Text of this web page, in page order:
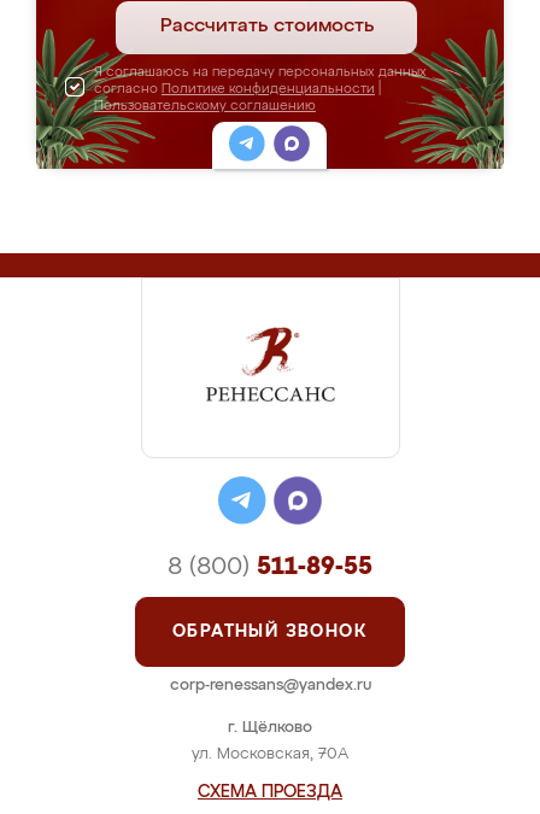
Рассчитать стоимость
Я соглашаюсь на передачу персональных данных
согласно Политике конфиденциальности
Пользовательскому соглашению
г. Щёлково
ул. Московская, 70А
СХЕМА ПРОЕЗДА
8 (800) 511-89-55
ОБРАТНЫЙ ЗВОНОК
corp-renessans@yandex.ru